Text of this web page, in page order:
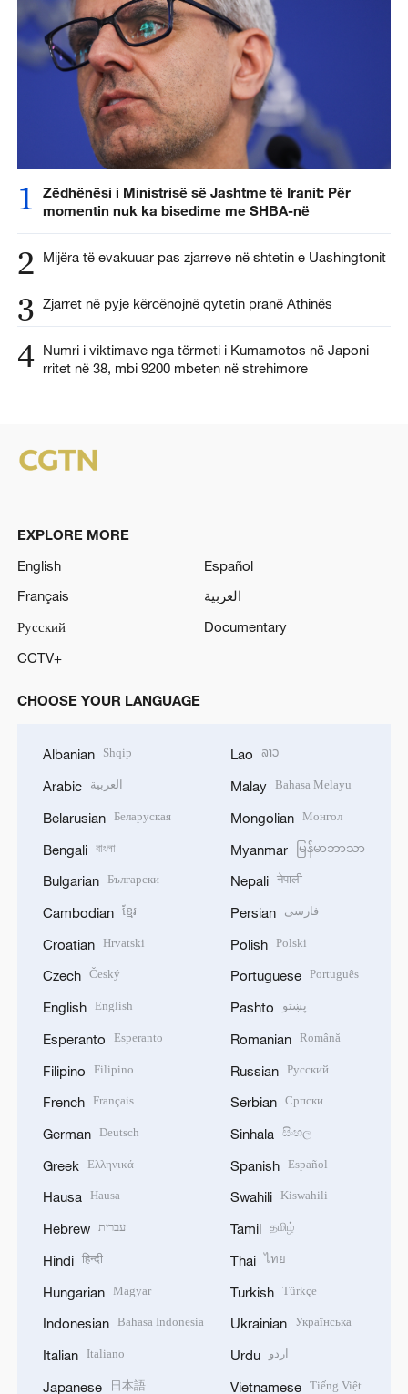
1
Zëdhënësi i Ministrisë së Jashtme të Iranit: Për
momentin nuk ka bisedime me SHBA-në
2 Mijëra të evakuuar pas zjarreve në shtetin e Uashingtonit
3 Zjarret në pyje kërcënojnë qytetin pranë Athinës
4 Numri i viktimave nga tërmeti i Kumamotos në Japoni
rritet në 38, mbi 9200 mbeten në strehimore
EXPLORE MORE
English
Español
Français
العربية
Русский
Documentary
CCTV+
CHOOSE YOUR LANGUAGE
Albanian Shqip
Arabic العربية
Belarusian Беларуская
Bengali বাংলা
Bulgarian Български
Cambodian ខ្មែរ
Croatian Hrvatski
Czech Český
English English
Esperanto Esperanto
Filipino Filipino
French Français
German Deutsch
Greek Ελληνικά
Hausa Hausa
Hebrew עברית
Hindi हिन्दी
Hungarian Magyar
Indonesian Bahasa Indonesia
Italian Italiano
Japanese 日本語
Lao ລາວ
Malay Bahasa Melayu
Mongolian Монгол
Myanmar မြန်မာဘာသာ
Nepali नेपाली
Persian فارسی
Polish Polski
Portuguese Português
Pashto پښتو
Romanian Română
Russian Русский
Serbian Српски
Sinhala සිංහල
Spanish Español
Swahili Kiswahili
Tamil தமிழ்
Thai ไทย
Turkish Türkçe
Ukrainian Українська
Urdu اردو
Vietnamese Tiếng Việt